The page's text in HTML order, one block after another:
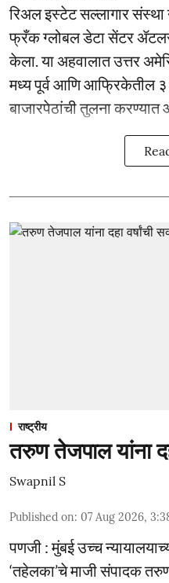
रिअल इस्टेट सल्लागार संस्था
फ्रँक ग्लोबल डेटा सेंटर
केला. या अहवालात उत्तर
मध्य पूर्व आणि आफ्रिकेतील
बाजारपेठांची तुलना
राष्ट्रीय
तरुण तेजपाल यांना
Swapnil S
Published on: 07 Aug 2026,
पणजी : मुंबई उच्च
‘तहेलका’चे माजी संपादक